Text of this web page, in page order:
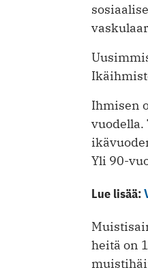
Ihmisen
Yli 90-
Lue lisää:
heitä on